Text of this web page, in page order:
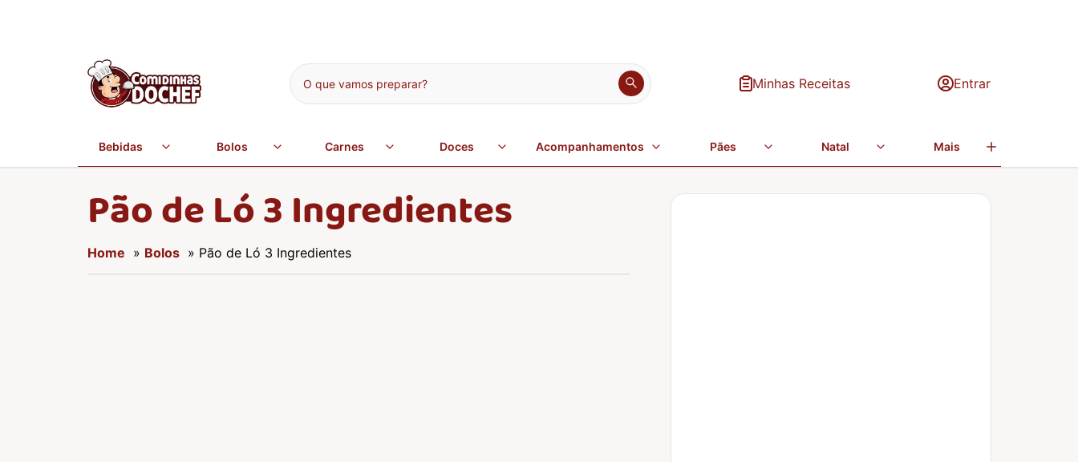
O que vamos preparar? Minhas Receitas Entrar
Bebidas Bolos Carnes Doces Acompanhamentos Pães Natal Mais
Pão de Ló 3 Ingredientes
Home » Bolos » Pão de Ló 3 Ingredientes